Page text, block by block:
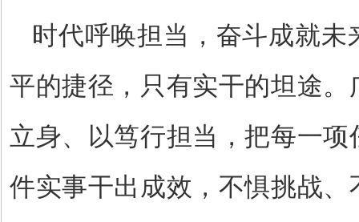
时代呼唤担当，奋斗成就
平的捷径，只有实干的坦途
立身、以笃行担当，把每一
件实事干出成效，不惧挑战